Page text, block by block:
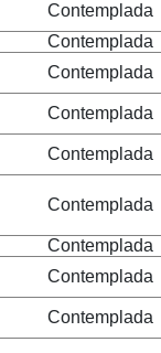
Contemplada
Contemplada
Contemplada
Contemplada
Contemplada
Contemplada
Contemplada
Contemplada
Contemplada